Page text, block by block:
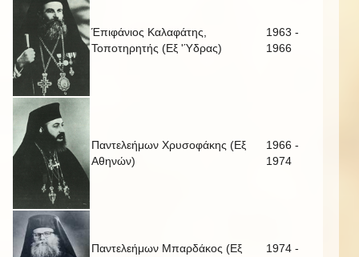
Έπιφάνιος Καλαφάτης,
Τοποτηρητής (Εξ 'Ύδρας)
1963 -
1966
Παντελεήμων Χρυσοφάκης (Εξ
Αθηνών)
1966 -
1974
Παντελεήμων Μπαρδάκος (Εξ
1974 -